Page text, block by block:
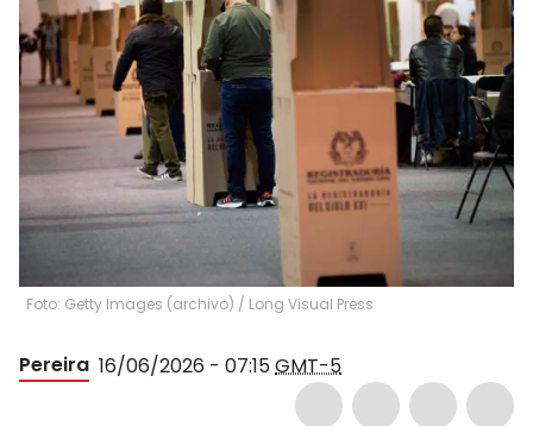
Foto: Getty Images (archivo) / Long Visual Press
Pereira 16/06/2026 - 07:15GMT-5